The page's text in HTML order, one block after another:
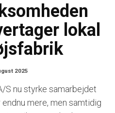
lokal
2025
S nu styrke samarbejdet
mere, men samtidig